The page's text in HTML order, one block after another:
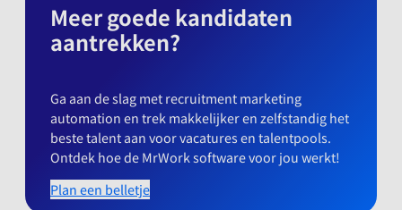
Meer goede kandidaten
aantrekken?
Ga aan de slag met recruitment marketing
automation en trek makkelijker en zelfstandig het
beste talent aan voor vacatures en talentpools.
Ontdek hoe de MrWork software voor jou werkt!
Plan een belletje